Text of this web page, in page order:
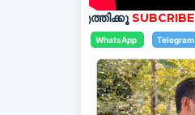
SUBCRIBE
WhatsApp Telegram